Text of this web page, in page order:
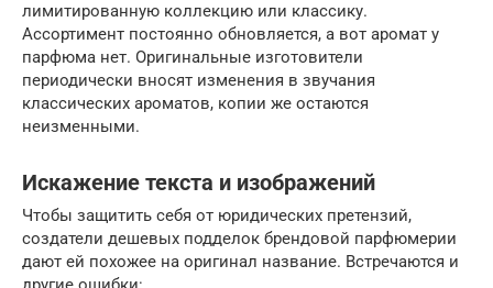
лимитированную коллекцию или классику.
Ассортимент постоянно обновляется, а вот аромат у
парфюма нет. Оригинальные изготовители
периодически вносят изменения в звучания
классических ароматов, копии же остаются
неизменными.
Искажение текста и изображений
Чтобы защитить себя от юридических претензий,
создатели дешевых подделок брендовой парфюмерии
дают ей похожее на оригинал название. Встречаются и